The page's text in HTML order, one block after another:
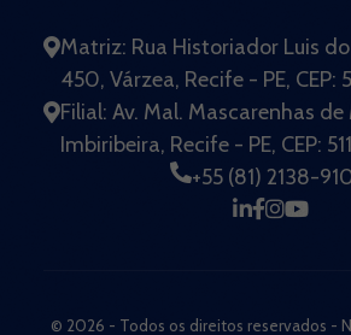
Matriz: Rua Historiador Luis
450, Várzea, Recife - PE,
Filial: Av. Mal. Mascarenhas de
Imbiribeira, Recife - PE, CEP:
+55 (81) 2138-
© 2026 - Todos os direitos reservados -